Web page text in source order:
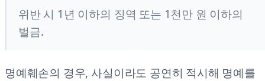
위반 시 1년 이하의 징역 또는 1천만 원 이하의
벌금.
명예훼손의 경우, 사실이라도 공연히 적시해 명예를